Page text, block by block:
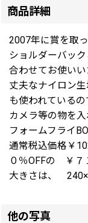
商品詳細
2007年に賞を取
ショルダーバッ
合わせてお使いい
丈夫なナイロン
も使われているの
カメラ等の物を入
フォームフライ
通常税込価格￥
０％OFFの ￥７
大きさは、
他の写真